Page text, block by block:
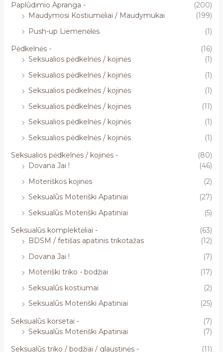
Paplūdimio Apranga -
(200)
Maudymosi Kostiumėliai / Maudymukai
(199)
Push-up Liemenėlės
(1)
Pėdkelnės -
(16)
Seksualios pėdkelnės / kojinės
(1)
Seksualios pėdkelnės / kojinės
(1)
Seksualios pėdkelnės / kojinės
(1)
Seksualios pėdkelnės / kojinės
(11)
Seksualios pėdkelnės / kojinės
(1)
Seksualios pėdkelnės / kojinės
(1)
Seksualios pėdkelnės / kojinės -
(80)
Dovana Jai !
(46)
Moteriškos kojinės
(2)
Seksualūs Moteriški Apatiniai
(27)
Seksualūs Moteriški Apatiniai
(5)
Seksualūs komplektėliai -
(63)
BDSM / fetišas apatinis trikotažas
(12)
Dovana Jai !
(7)
Moteriški triko - bodžiai
(17)
Seksualūs kostiumai
(2)
Seksualūs Moteriški Apatiniai
(25)
Seksualūs korsetai -
(7)
Seksualūs Moteriški Apatiniai
(7)
Seksualūs triko / bodžiai / glaustinės -
(11)